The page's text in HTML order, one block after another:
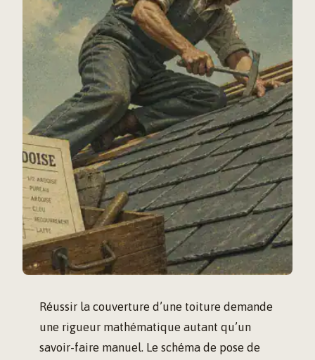
Réussir la couverture d’une toiture demande
une rigueur mathématique autant qu’un
savoir-faire manuel. Le schéma de pose de